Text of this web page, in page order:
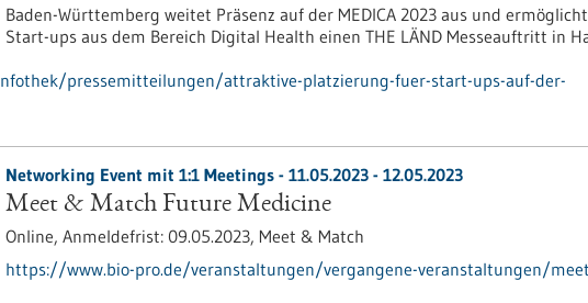
Baden-Württemberg weitet Präsenz auf der MEDICA 2023 aus und ermöglicht
Start-ups aus dem Bereich Digital Health einen THE LÄND Messeauftritt in
pressemitteilungen/attraktive-platzierung-fuer-start-ups-auf-der-
Networking Event mit 1:1 Meetings - 11.05.2023- 12.05.2023
Meet & Match Future Medicine
Online, Anmeldefrist: 09.05.2023, Meet & Match
https://www.bio-pro.de/veranstaltungen/vergangene-veranstaltungen/